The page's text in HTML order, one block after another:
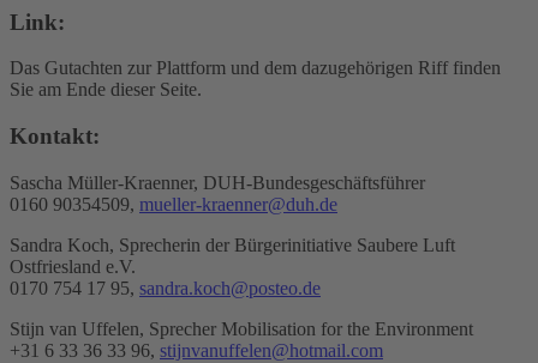
Link:
Das Gutachten zur Plattform und dem dazugehörigen Riff finden
Sie am Ende dieser Seite.
Kontakt:
Sascha Müller-Kraenner, DUH-Bundesgeschäftsführer
0160 90354509, mueller-kraenner@duh.de
Sandra Koch, Sprecherin der Bürgerinitiative Saubere Luft
Ostfriesland e.V.
0170 754 17 95, sandra.koch@posteo.de
Stijn van Uffelen, Sprecher Mobilisation for the Environment
+31 6 33 36 33 96, stijnvanuffelen@hotmail.com